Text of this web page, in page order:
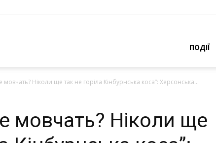
ПОДІЇ
мовчать? Ніколи ще так не горіла Кінбурнська коса”: Херсонськa...
мовчать? Ніколи ще